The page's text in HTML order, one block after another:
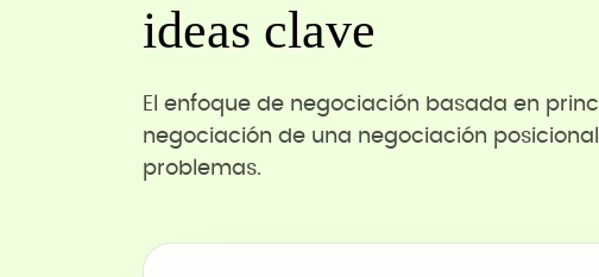
ideas clave
El enfoque de negociación basada en
negociación de una negociación
problemas.